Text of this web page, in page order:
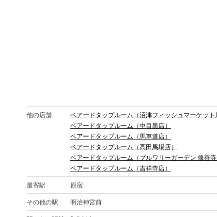
他の店舗
ベアードタップルーム（沼津フィッシュマーケット
ベアードタップルーム（中目黒店）
ベアードタップルーム（馬車道店）
ベアードタップルーム（高田馬場店）
ベアードタップルーム（ブルワリーガーデン 修善
ベアードタップルーム（吉祥寺店）
最寄駅 原宿
その他の駅 明治神宮前